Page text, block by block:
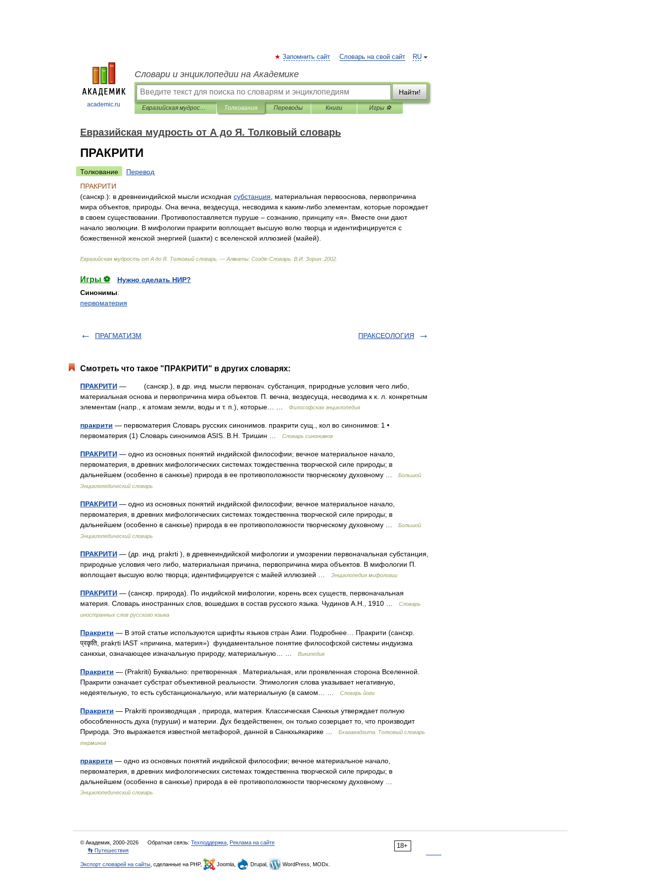
academic.ru
RU
Запомнить сайт Словарь на свой сайт
Словари и энциклопедии на Академике
Найти!
Евразийская мудрость от А до Я. Толковый словарь Толкования Переводы Книги Игры ⚽
Евразийская мудрость от А до Я. Толковый словарь
ПРАКРИТИ
Толкование
Перевод
ПРАКРИТИ
(санскр .): в древнеиндийской мысли исходная субстанция материальная первооснова
первопричина
мира объектов природы Она вечна вездесуща несводима к каким-либо элементам которые порождает
в своем существовании Противопоставляется пуруше – сознанию принципу «я». Вместе они дают
начало эволюции В мифологии пракрити воплощает высшую волю творца и идентифицируется с
божественной женской энергией (шакти) с вселенской иллюзией (майей).
Евразийская мудрость от А до Я Толковый словарь . — Алматы: Создiк-Словарь В И Зорин 2002
Игры ⚽
Нужно сделать НИР?
Синонимы:
первоматерия
ПРАГМАТИЗМ ПРАКСЕОЛОГИЯ
Смотреть что такое "ПРАКРИТИ" в других словарях:
ПРАКРИТИ — (санскр.), в др. инд. мысли первонач. субстанция, природные условия чего либо,
материальная основа и первопричина мира объектов. П. вечна, вездесуща, несводима к к. л. конкретным
элементам (напр., к атомам земли, воды и т. п.), которые… …
Философская энциклопедия
пракрити — первоматерия Словарь русских синонимов. пракрити сущ., кол во синонимов: 1 •
первоматерия (1) Словарь синонимов ASIS. В.Н. Тришин …
Словарь синонимов
ПРАКРИТИ — одно из основных понятий индийской философии; вечное материальное начало,
первоматерия, в древних мифологических системах тождественна творческой силе природы; в
дальнейшем (особенно в санкхье) природа в ее противоположности творческому духовному …
Большой
Энциклопедический словарь
ПРАКРИТИ — одно из основных понятий индийской философии; вечное материальное начало,
первоматерия, в древних мифологических системах тождественна творческой силе природы; в
дальнейшем (особенно в санкхье) природа в ее противоположности творческому духовному …
Большой
Энциклопедический словарь
ПРАКРИТИ — (др. инд. prakrti ), в древнеиндийской мифологии и умозрении первоначальная субстанция,
природные условия чего либо, материальная причина, первопричина мира объектов. В мифологии П.
воплощает высшую волю творца; идентифицируется с майей иллюзией …
Энциклопедия мифологии
ПРАКРИТИ — (санскр. природа). По индийской мифологии, корень всех существ, первоначальная
материя. Словарь иностранных слов, вошедших в состав русского языка. Чудинов А.Н., 1910 …
Словарь
иностранных слов русского языка
Пракрити — В этой статье используются шрифты языков стран Азии. Подробнее… Пракрити (санскр.
प्रकृति, prakṛti IAST «причина, материя») фундаментальное понятие философской системы индуизма
санкхьи, означающее изначальную природу, материальную… …
Википедия
Пракрити — (Prakriti) Буквально: претворенная . Материальная, или проявленная сторона Вселенной.
Пракрити означает субстрат объективной реальности. Этимология слова указывает негативную,
недеятельную, то есть субстанциональную, или материальную (в самом… …
Словарь йоги
Пракрити — Prakriti производящая , природа, материя. Классическая Санкхья утверждает полную
обособленность духа (пуруши) и материи. Дух бездейственен, он только созерцает то, что производит
Природа. Это выражается известной метафорой, данной в Санкхьякарике …
Бхагавадгита. Толковый словарь
терминов
пракрити — одно из основных понятий индийской философии; вечное материальное начало,
первоматерия, в древних мифологических системах тождественна творческой силе природы; в
дальнейшем (особенно в санкхье) природа в её противоположности творческому духовному …
Энциклопедический словарь
18+
© Академик, 2000-2026 Обратная связь: Техподдержка Реклама на сайте
👣 Путешествия
Экспорт словарей на сайты , сделанные на PHP, Joomla, Drupal, WordPress, MODx.